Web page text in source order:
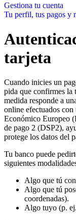
Gestiona tu cuenta
Tu perfil, tus pagos y
tarjeta
Cuando inicies un
pida que confirmes la
medida responde a
online efectuados
Económico Europeo
de pago 2 (DSP2),
protege los datos del
Tu banco puede
siguientes
Algo que tú
Algo que tú
coordenadas).
Algo tuyo (p.